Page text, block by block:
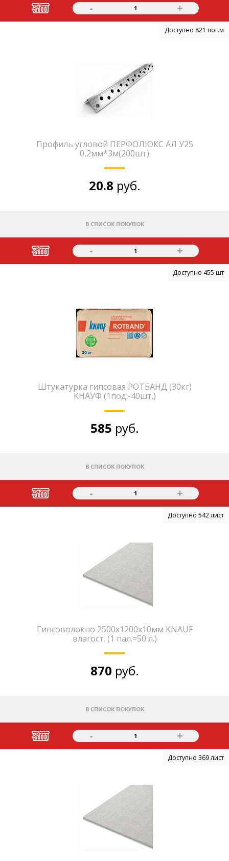
- 1 +
Доступно 821 пог.м
Профиль угловой ПЕРФОЛЮКС АЛ У25
0,2мм*3м(200шт)
20.8 руб.
В СПИСОК ПОКУПОК
- 1 +
Доступно 455 шт
Штукатурка гипсовая РОТБАНД (30кг)
КНАУФ (1под.-40шт.)
585 руб.
В СПИСОК ПОКУПОК
- 1 +
Доступно 542 лист
Гипсоволокно 2500х1200х10мм KNAUF
влагост. (1 пал.=50 л.)
870 руб.
В СПИСОК ПОКУПОК
- 1 +
Доступно 369 лист